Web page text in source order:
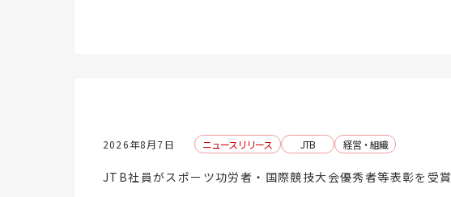
2026年8月7日 ニュースリリース JTB 経営・組織
JTB社員がスポーツ功労者・国際競技大会優秀者等表彰を受賞